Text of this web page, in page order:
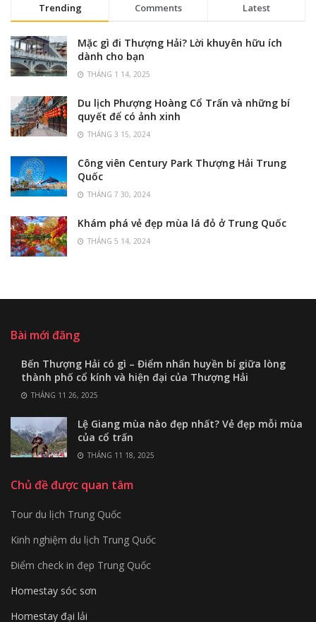
Trending Comments Latest
Mặc gì đi Thượng Hải? Lời khuyên hữu ích
dành cho bạn
THÁNG 1 14, 2025
Du lịch Phượng Hoàng Cổ Trấn và những bí
quyết để có ảnh xinh
THÁNG 3 15, 2024
Công viên Century Park Thượng Hải Trung
Quốc
THÁNG 7 30, 2024
Khám phá vẻ đẹp mùa lá đỏ ở Trung Quốc
THÁNG 5 14, 2024
Bài mới đăng
Bến Thượng Hải có gì – Điểm nhấn huyền bí giữa lòng
thành phố cổ kính và hiện đại của Thượng Hải
THÁNG 11 26, 2025
Lệ Giang mùa nào đẹp nhất? Vẻ đẹp mỗi mùa
của cổ trấn
THÁNG 11 18, 2025
Chủ đề được quan tâm
Tour du lịch Trung Quốc
Kinh nghiệm du lịch Trung Quốc
Điểm check in đẹp Trung Quốc
Homestay sóc sơn
Homestay đại lải